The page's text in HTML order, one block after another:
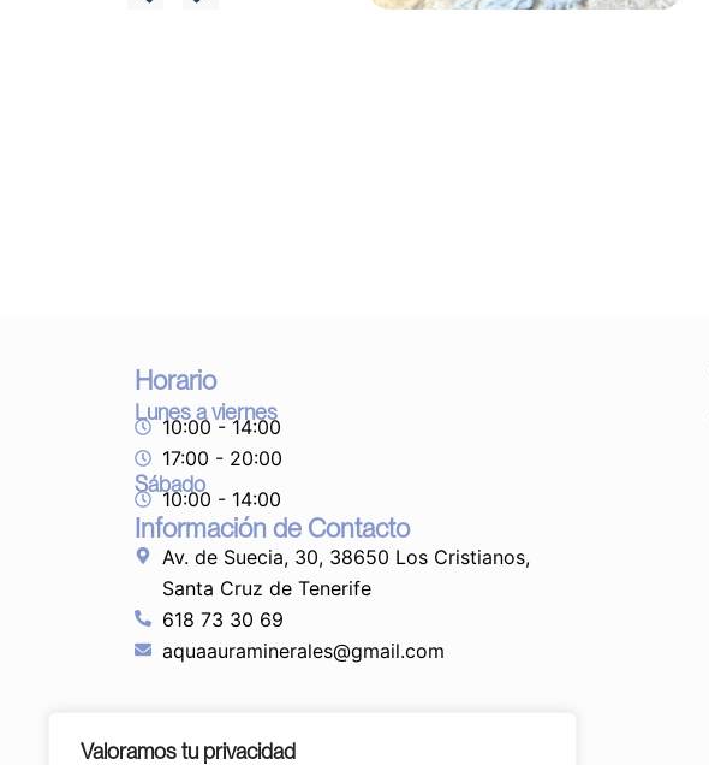
Valoramos tu privacidad
Horario
Lunes a viernes
10:00 - 14:00
17:00 - 20:00
Sábado
10:00 - 14:00
Información de Contacto
Av. de Suecia, 30, 38650 Los Cristianos,
Santa Cruz de Tenerife
618 73 30 69
aquaauraminerales@gmail.com